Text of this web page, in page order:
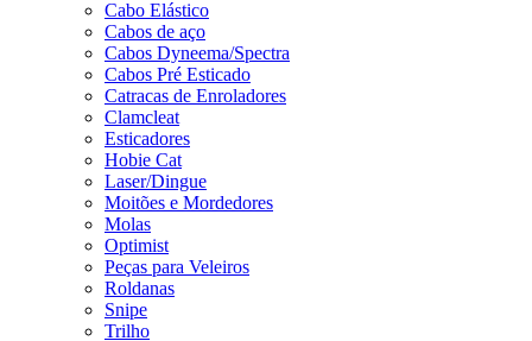
Cabo Elástico
Cabos de aço
Cabos Dyneema/Spectra
Cabos Pré Esticado
Catracas de Enroladores
Clamcleat
Esticadores
Hobie Cat
Laser/Dingue
Moitões e Mordedores
Molas
Optimist
Peças para Veleiros
Roldanas
Snipe
Trilho